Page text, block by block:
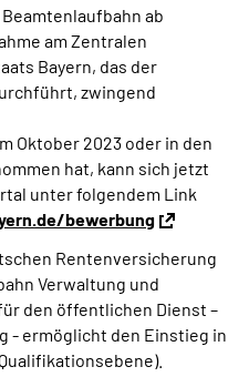
ab
am Zentralen
Bayern, das der
zwingend
Oktober 2023 oder in den
hat, kann sich jetzt
unter folgendem Link
bewerbung
Rentenversicherung
Verwaltung und
den öffentlichen Dienst –
- ermöglicht den Einstieg in